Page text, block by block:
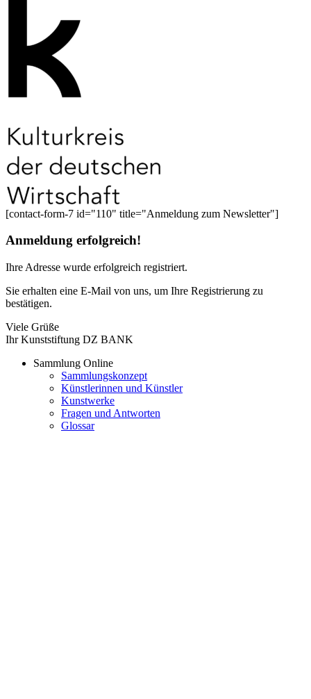
[contact-form-7 id="110" title="Anmeldung zum Newsletter"]
Anmeldung erfolgreich!
Ihre Adresse wurde erfolgreich registriert.
Sie erhalten eine E-Mail von uns, um Ihre Registrierung zu
bestätigen.
Viele Grüße
Ihr Kunststiftung DZ BANK
Sammlung Online
Sammlungskonzept
Künstlerinnen und Künstler
Kunstwerke
Fragen und Antworten
Glossar